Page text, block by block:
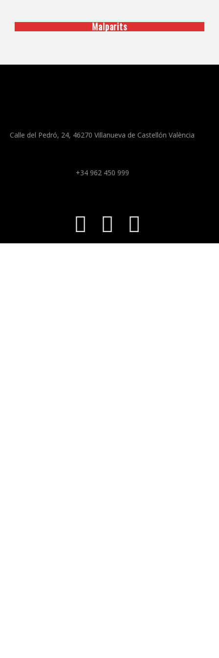
Malparits
Calle del Pedró, 24, 46270 Villanueva de Castellón València
+34 962 450 999